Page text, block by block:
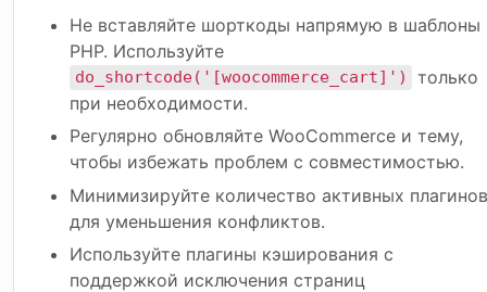
Не вставляйте шорткоды напрямую в шаблоны
PHP. Используйте
do_shortcode('[woocommerce_cart]')
только
при необходимости.
Регулярно обновляйте WooCommerce и тему,
чтобы избежать проблем с совместимостью.
Минимизируйте количество активных
для уменьшения конфликтов.
Используйте плагины кэширования с
поддержкой исключения страниц